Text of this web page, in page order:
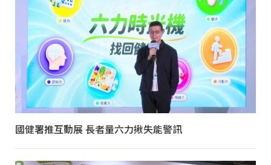
國健署推互動展 長者量六力揪失能警訊